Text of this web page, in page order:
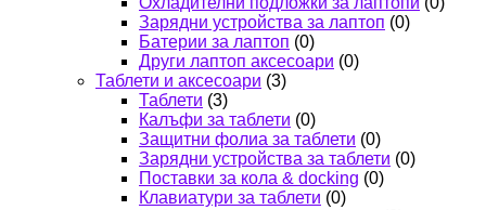
Зарядни устройства за лаптоп (0)
Батерии за лаптоп (0)
Други лаптоп аксесоари (0)
Таблети и аксесоари (3)
Таблети (3)
Калъфи за таблети (0)
Защитни фолиа за таблети (0)
Зарядни устройства за таблети (0)
Поставки за кола & docking (0)
Клавиатури за таблети (0)